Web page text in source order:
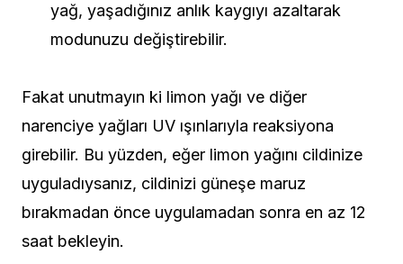
yağ, yaşadığınız anlık kaygıyı azaltarak
modunuzu değiştirebilir.
Fakat unutmayın ki limon yağı ve diğer
narenciye yağları UV ışınlarıyla reaksiyona
girebilir. Bu yüzden, eğer limon yağını cildinize
uyguladıysanız, cildinizi güneşe maruz
bırakmadan önce uygulamadan sonra en az 12
saat bekleyin.